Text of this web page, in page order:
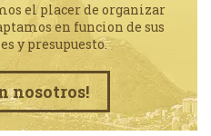
el placer de organizar
en funcion de sus
y presupuesto.
nosotros!